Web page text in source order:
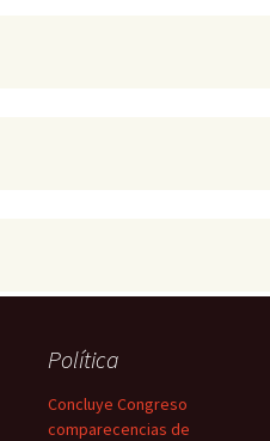
Política
Concluye Congreso
comparecencias de